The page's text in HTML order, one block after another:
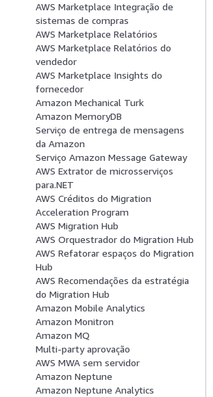
AWS Marketplace Integração de
sistemas de compras
AWS Marketplace Relatórios
AWS Marketplace Relatórios do
vendedor
AWS Marketplace Insights do
fornecedor
Amazon Mechanical Turk
Amazon MemoryDB
Serviço de entrega de mensagens
da Amazon
Serviço Amazon Message Gateway
AWS Extrator de microsserviços
para.NET
AWS Créditos do Migration
Acceleration Program
AWS Migration Hub
AWS Orquestrador do Migration Hub
AWS Refatorar espaços do Migration
Hub
AWS Recomendações da estratégia
do Migration Hub
Amazon Mobile Analytics
Amazon Monitron
Amazon MQ
Multi-party aprovação
AWS MWA sem servidor
Amazon Neptune
Amazon Neptune Analytics